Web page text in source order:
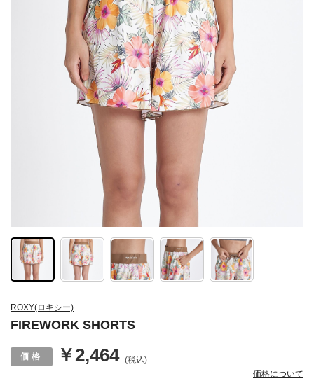
ROXY(ロキシー)
FIREWORK SHORTS
￥2,464 (税込)
価格について